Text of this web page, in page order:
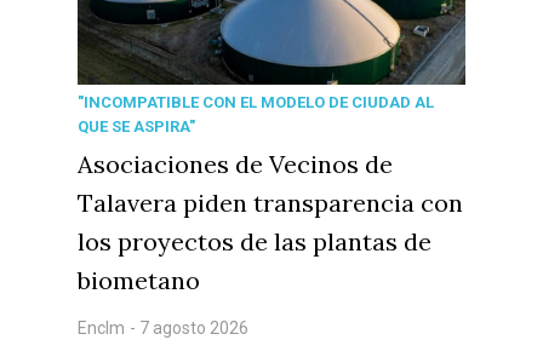
"INCOMPATIBLE CON EL MODELO DE CIUDAD AL
QUE SE ASPIRA"
Asociaciones de Vecinos de
Talavera piden transparencia con
los proyectos de las plantas de
biometano
Enclm - 7 agosto 2026